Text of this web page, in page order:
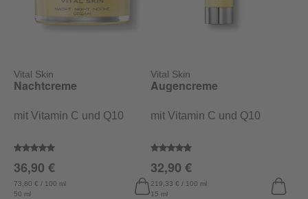
Vital Skin
Durchschnittliche Bewertung von 5 von 5 Sternen
Nachtcreme
mit Vitamin C und Q10
50 ml
73,80 € / 100 ml
36,90 €
Vital Skin
Durchschnittliche Bewertung
Augencreme
mit Vitamin C und Q10
15 ml
219,33 € / 100 ml
32,90 €